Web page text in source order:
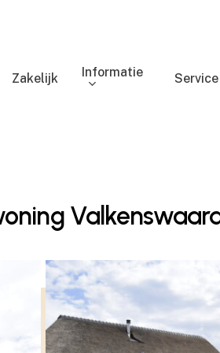
Zakelijk Informatie Service
Valkenswaard